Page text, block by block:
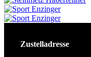
Zustelladresse